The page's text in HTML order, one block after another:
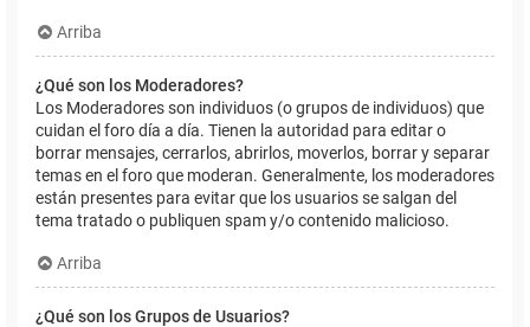
Arriba
¿Qué son los Moderadores?
Los Moderadores son individuos (o grupos de individuos) que
cuidan el foro día a día. Tienen la autoridad para editar o
borrar mensajes, cerrarlos, abrirlos, moverlos, borrar y separar
temas en el foro que moderan. Generalmente, los moderadores
están presentes para evitar que los usuarios se salgan del
tema tratado o publiquen spam y/o contenido malicioso.
Arriba
¿Qué son los Grupos de Usuarios?